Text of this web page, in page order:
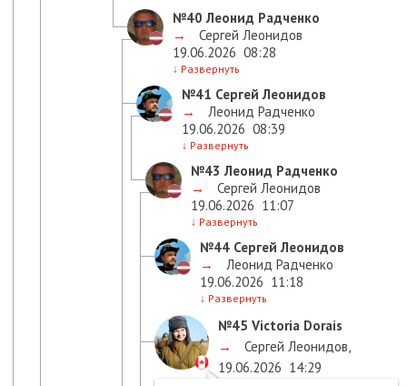
№40 Леонид Радченко
→
Сергей Леонидов
19.06.2026 08:28
↓ Развернуть
№41 Сергей Леонидов
→
Леонид Радченко
19.06.2026 08:39
↓ Развернуть
№43 Леонид Радченко
→
Сергей Леонидов
19.06.2026 11:07
↓ Развернуть
№44 Сергей Леонидов
→
Леонид Радченко
19.06.2026 11:18
↓ Развернуть
№45 Victoria Dorais
→
Сергей Леонидов,
19.06.2026 14:29